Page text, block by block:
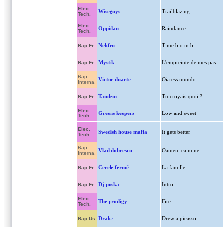
Elec.
Tech.
Wiseguys Trailblazing
Elec.
Tech.
Oppidan Raindance
Rap Fr Nekfeu Time b.o.m.b
Rap Fr Mystik L'empreinte de mes pas
Rap
Interna.
Victor duarte Oia ess mundo
Rap Fr Tandem Tu croyais quoi ?
Elec.
Tech.
Greens keepers Low and sweet
Elec.
Tech.
Swedish house mafia It gets better
Rap
Interna.
Vlad dobrescu Oameni ca mine
Rap Fr Cercle fermé La famille
Rap Fr Dj poska Intro
Elec.
Tech.
The prodigy Fire
Rap Us Drake Drew a picasso